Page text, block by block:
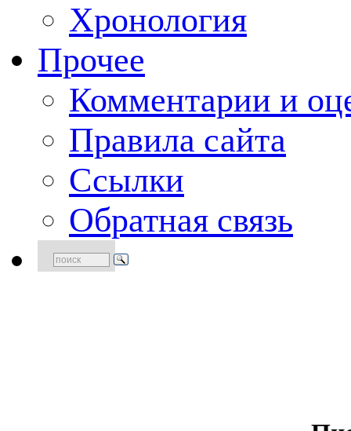
Хронология
Прочее
Комментарии и
Правила сайта
Ссылки
Обратная связь